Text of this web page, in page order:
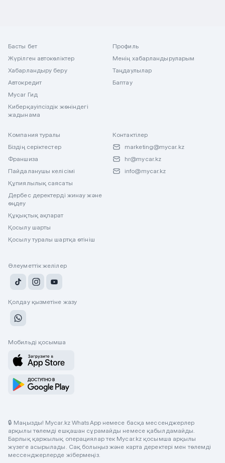
Басты бет
Жүрілген автокөліктер
Хабарландыру беру
Автокредит
Mycar Гид
Киберқауіпсіздік жөніндегі
жадынама
Профиль
Менің хабарландыруларым
Таңдаулылар
Баптау
Компания туралы
Біздің серіктестер
Франшиза
Пайдаланушы келісімі
Құпиялылық саясаты
Дербес деректерді жинау және
өңдеу
Құқықтық ақпарат
Қосылу шарты
Қосылу туралы шартқа өтініш
Контактілер
marketing@mycar.kz
hr@mycar.kz
info@mycar.kz
Әлеуметтік желілер
Қолдау қызметіне жазу
Мобильді қосымша
🔒 Маңызды! Mycar.kz WhatsApp немесе басқа мессенджерлер
арқылы төлемді ешқашан сұрамайды немесе қабылдамайды.
Барлық қаржылық операциялар тек Mycar.kz қосымша арқылы
жүзеге асырылады. Сақ болыңыз және карта деректері мен төлемді
мессенджерлерде жібермеңіз.